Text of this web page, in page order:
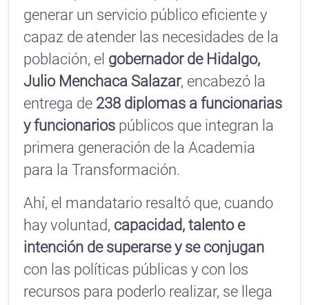
generar un servicio público eficiente y
capaz de atender las necesidades de la
población, el gobernador de Hidalgo,
Julio Menchaca Salazar, encabezó la
entrega de 238 diplomas a funcionarias
y funcionarios públicos que integran la
primera generación de la Academia
para la Transformación.
Ahí, el mandatario resaltó que, cuando
hay voluntad, capacidad, talento e
intención de superarse y se conjugan
con las políticas públicas y con los
recursos para poderlo realizar, se llega